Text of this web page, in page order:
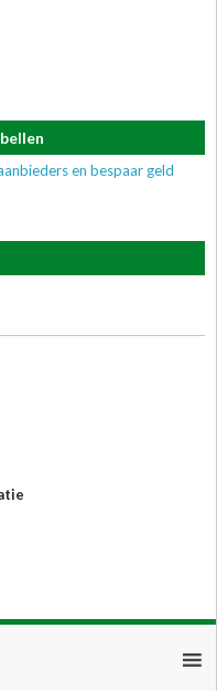
en bespaar geld